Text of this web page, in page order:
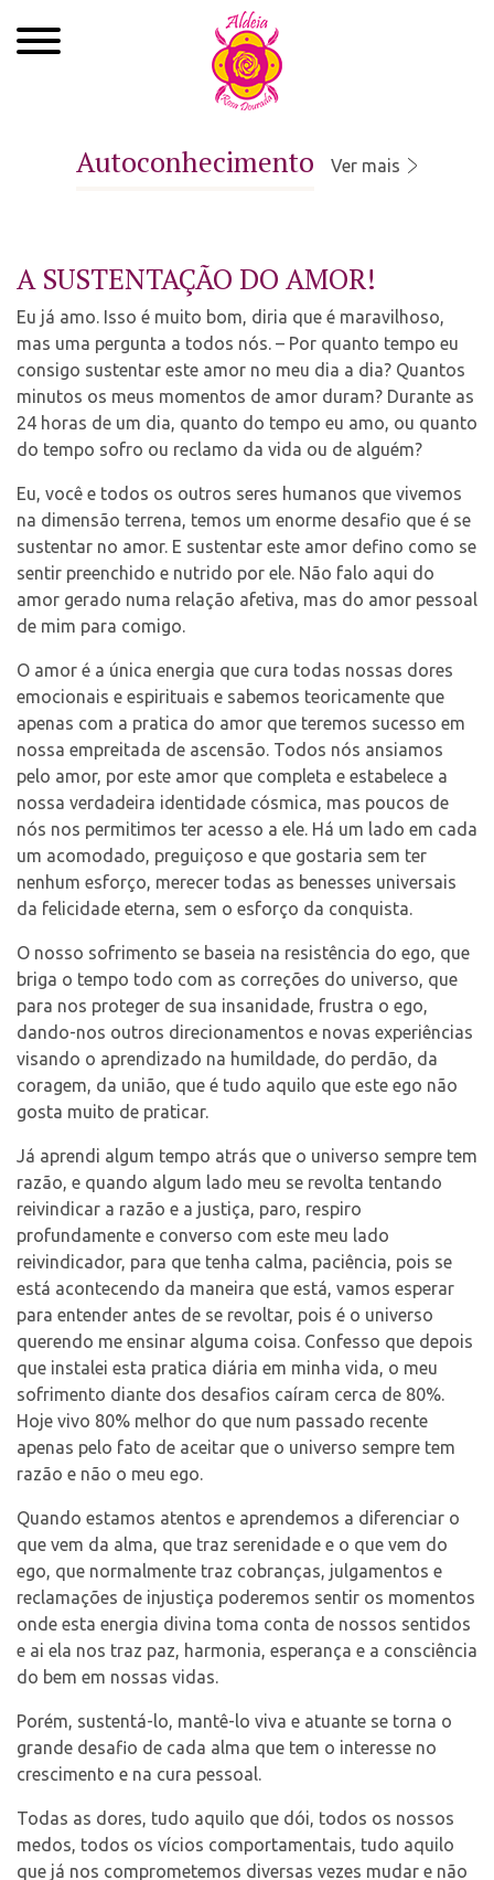
Cursos
Roda de Cura
Atendimentos
Ayahuasca
Contato
Autoconhecimento Ver mais
A SUSTENTAÇÃO DO AMOR!
Eu já amo. Isso é muito bom, diria que é maravilhoso,
mas uma pergunta a todos nós. – Por quanto tempo eu
consigo sustentar este amor no meu dia a dia? Quantos
minutos os meus momentos de amor duram? Durante as
24 horas de um dia, quanto do tempo eu amo, ou quanto
do tempo sofro ou reclamo da vida ou de alguém?
Eu, você e todos os outros seres humanos que vivemos
na dimensão terrena, temos um enorme desafio que é se
sustentar no amor. E sustentar este amor defino como se
sentir preenchido e nutrido por ele. Não falo aqui do
amor gerado numa relação afetiva, mas do amor pessoal
de mim para comigo.
O amor é a única energia que cura todas nossas dores
emocionais e espirituais e sabemos teoricamente que
apenas com a pratica do amor que teremos sucesso em
nossa empreitada de ascensão. Todos nós ansiamos
pelo amor, por este amor que completa e estabelece a
nossa verdadeira identidade cósmica, mas poucos de
nós nos permitimos ter acesso a ele. Há um lado em cada
um acomodado, preguiçoso e que gostaria sem ter
nenhum esforço, merecer todas as benesses universais
da felicidade eterna, sem o esforço da conquista.
O nosso sofrimento se baseia na resistência do ego, que
briga o tempo todo com as correções do universo, que
para nos proteger de sua insanidade, frustra o ego,
dando-nos outros direcionamentos e novas experiências
visando o aprendizado na humildade, do perdão, da
coragem, da união, que é tudo aquilo que este ego não
gosta muito de praticar.
Já aprendi algum tempo atrás que o universo sempre tem
razão, e quando algum lado meu se revolta tentando
reivindicar a razão e a justiça, paro, respiro
profundamente e converso com este meu lado
reivindicador, para que tenha calma, paciência, pois se
está acontecendo da maneira que está, vamos esperar
para entender antes de se revoltar, pois é o universo
querendo me ensinar alguma coisa. Confesso que depois
que instalei esta pratica diária em minha vida, o meu
sofrimento diante dos desafios caíram cerca de 80%.
Hoje vivo 80% melhor do que num passado recente
apenas pelo fato de aceitar que o universo sempre tem
razão e não o meu ego.
Quando estamos atentos e aprendemos a diferenciar o
que vem da alma, que traz serenidade e o que vem do
ego, que normalmente traz cobranças, julgamentos e
reclamações de injustiça poderemos sentir os momentos
onde esta energia divina toma conta de nossos sentidos
e ai ela nos traz paz, harmonia, esperança e a consciência
do bem em nossas vidas.
Porém, sustentá-lo, mantê-lo viva e atuante se torna o
grande desafio de cada alma que tem o interesse no
crescimento e na cura pessoal.
Todas as dores, tudo aquilo que dói, todos os nossos
medos, todos os vícios comportamentais, tudo aquilo
que já nos comprometemos diversas vezes mudar e não